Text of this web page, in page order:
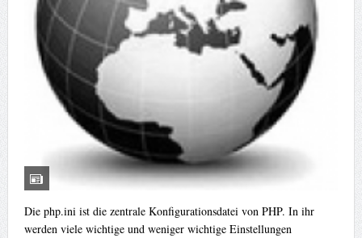
Die php.ini ist die zentrale Konfigurationsdatei von PHP. In ihr
werden viele wichtige und weniger wichtige Einstellungen